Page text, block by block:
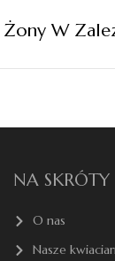
NA SKRÓTY
O nas
Nasze